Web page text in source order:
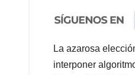
La azarosa
interponer